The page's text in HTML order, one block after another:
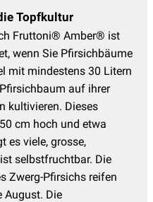
Topfkultur
Fruttoni® Amber® ist
wenn Sie Pfirsichbäume
mit mindestens 30 Litern
auf ihrer
kultivieren. Dieses
cm hoch und etwa
es viele, grosse,
selbstfruchtbar. Die
Zwerg-Pfirsichs reifen
August. Die